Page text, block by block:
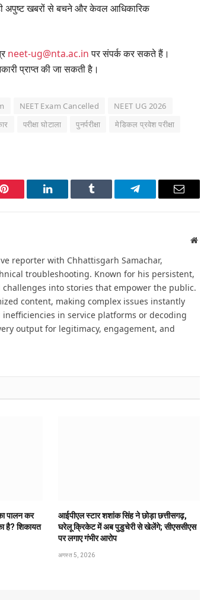
अपुष्ट खबरों से बचने और केवल आधिकारिक
neet-ug@nta.ac.inपर संपर्क कर सकते हैं।
प्राप्त की जा सकती है।
NEET Exam Cancelled
NEET UG 2026
परीक्षा घोटाला पुनर्परीक्षा
मेडिकल प्रवेश परीक्षा
Pinterest LinkedIn Tumblr Telegram Email
Website
reporter with Chhattisgarh Samachar,
troubleshooting. Known for his persistent,
into stories that empower the public.
content, making complex issues instantly
in service platforms or decoding
output for legitimacy, engagement, and
पालन कर
है? शिकायत
आईपीएल स्टार शशांक सिंह ने छोड़ा छत्तीसगढ़,
घरेलू क्रिकेट में अब पुडुचेरी से खेलेंगे; सीएससीएस
पर लगाए गंभीर आरोप
अगस्त 5, 2026